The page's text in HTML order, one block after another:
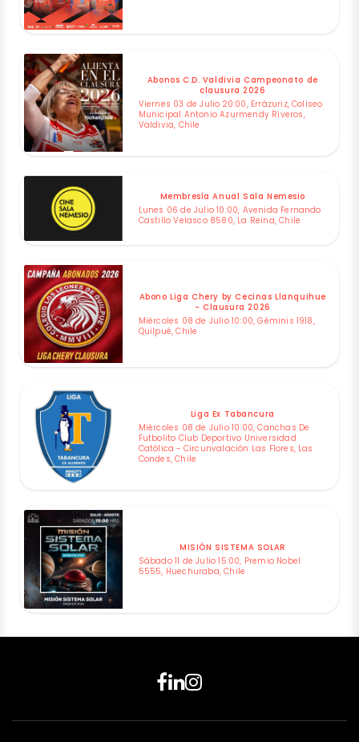
Abonos C.D. Valdivia Campeonato de
clausura 2026
Viernes 03 de Julio 20:00, Errázuriz, Coliseo
Municipal Antonio Azurmendy Riveros,
Valdivia, Chile
Membresía Anual Sala Nemesio
Lunes 06 de Julio 10:00, Avenida Fernando
Castillo Velasco 8580, La Reina, Chile
Abono Liga Chery by Cecinas Llanquihue
- Clausura 2026
Miércoles 08 de Julio 10:00, Géminis 1918,
Quilpué, Chile
Liga Ex Tabancura
Miércoles 08 de Julio 10:00, Canchas De
Futbolito Club Deportivo Universidad
Católica - Circunvalación Las Flores, Las
Condes, Chile
MISIÓN SISTEMA SOLAR
Sábado 11 de Julio 15:00, Premio Nobel
5555, Huechuraba, Chile